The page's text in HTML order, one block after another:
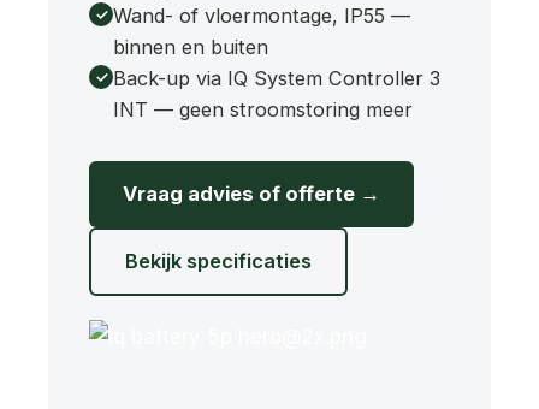
Wand- of vloermontage, IP55 —
binnen en buiten
Back-up via IQ System Controller 3
INT — geen stroomstoring meer
Vraag advies of offerte →
Bekijk specificaties